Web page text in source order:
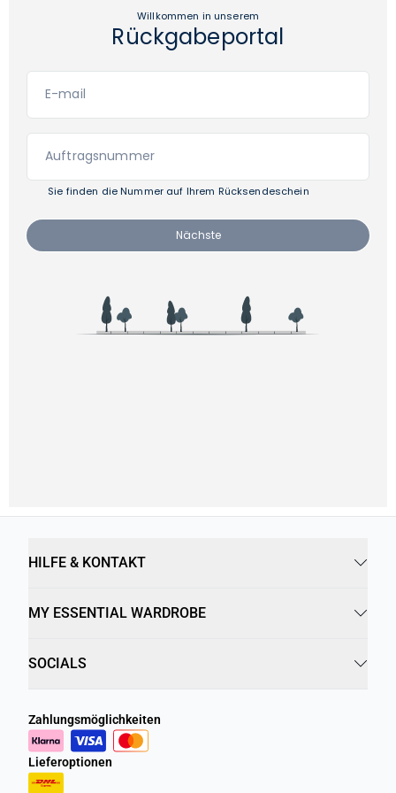
HILFE & KONTAKT
MY ESSENTIAL WARDROBE
SOCIALS
Zahlungsmöglichkeiten
Lieferoptionen